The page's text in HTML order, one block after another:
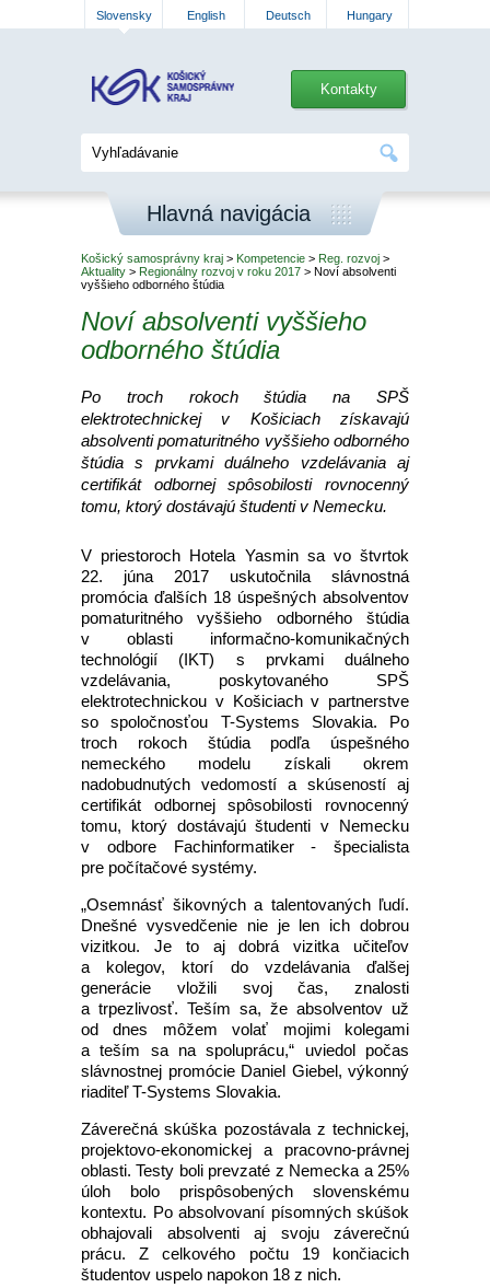
Slovensky English Deutsch Hungary
Kontakty
Hlavná navigácia
Košický samosprávny kraj > Kompetencie > Reg. rozvoj >
Aktuality > Regionálny rozvoj v roku 2017 > Noví absolventi
vyššieho odborného štúdia
Noví absolventi vyššieho
odborného štúdia
Po troch rokoch štúdia na SPŠ
elektrotechnickej v Košiciach získavajú
absolventi pomaturitného vyššieho odborného
štúdia s prvkami duálneho vzdelávania aj
certifikát odbornej spôsobilosti rovnocenný
tomu, ktorý dostávajú študenti v Nemecku.
V priestoroch Hotela Yasmin sa vo štvrtok
22. júna 2017 uskutočnila slávnostná
promócia ďalších 18 úspešných absolventov
pomaturitného vyššieho odborného štúdia
v oblasti informačno-komunikačných
technológií (IKT) s prvkami duálneho
vzdelávania, poskytovaného SPŠ
elektrotechnickou v Košiciach v partnerstve
so spoločnosťou T-Systems Slovakia. Po
troch rokoch štúdia podľa úspešného
nemeckého modelu získali okrem
nadobudnutých vedomostí a skúseností aj
certifikát odbornej spôsobilosti rovnocenný
tomu, ktorý dostávajú študenti v Nemecku
v odbore Fachinformatiker - špecialista
pre počítačové systémy.
„Osemnásť šikovných a talentovaných ľudí.
Dnešné vysvedčenie nie je len ich dobrou
vizitkou. Je to aj dobrá vizitka učiteľov
a kolegov, ktorí do vzdelávania ďalšej
generácie vložili svoj čas, znalosti
a trpezlivosť. Teším sa, že absolventov už
od dnes môžem volať mojimi kolegami
a teším sa na spoluprácu,“ uviedol počas
slávnostnej promócie Daniel Giebel, výkonný
riaditeľ T-Systems Slovakia.
Záverečná skúška pozostávala z technickej,
projektovo-ekonomickej a pracovno-právnej
oblasti. Testy boli prevzaté z Nemecka a 25%
úloh bolo prispôsobených slovenskému
kontextu. Po absolvovaní písomných skúšok
obhajovali absolventi aj svoju záverečnú
prácu. Z celkového počtu 19 končiacich
študentov uspelo napokon 18 z nich.